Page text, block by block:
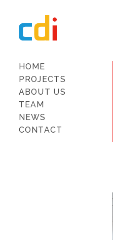
HOME
PROJECTS
ABOUT US
TEAM
NEWS
CONTACT